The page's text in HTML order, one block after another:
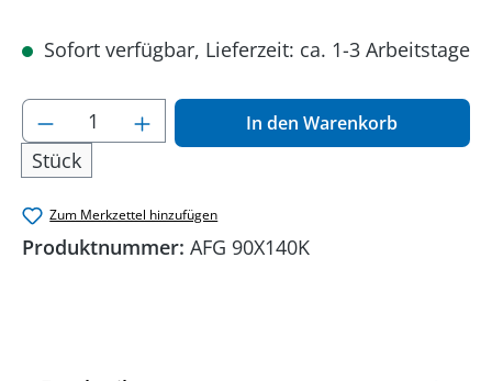
Sofort verfügbar, Lieferzeit: ca. 1-3 Arbeitstage
Produkt Anzahl: Gib den gewünschten
Stück
In den Warenkorb
Zum Merkzettel hinzufügen
Produktnummer: AFG 90X140K